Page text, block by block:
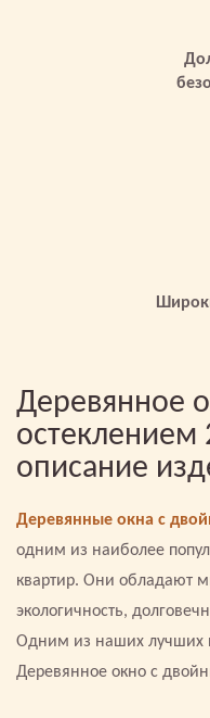
Деревянное
остеклением
описание
Деревянные окна с
одним из наиболее
квартир. Они обладают
экологичность,
Одним из наших лучших
Деревянное окно с